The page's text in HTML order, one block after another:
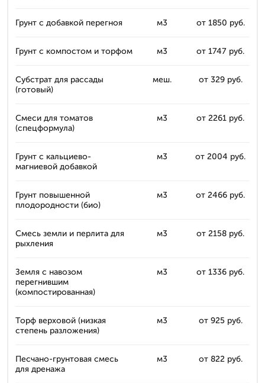
Грунт с добавкой перегноя м3 от 1850 руб.
Грунт с компостом и торфом м3 от 1747 руб.
Субстрат для рассады
(готовый)
меш. от 329 руб.
Смеси для томатов
(спецформула)
м3 от 2261 руб.
Грунт с кальциево-
магниевой добавкой
м3 от 2004 руб.
Грунт повышенной
плодородности (био)
м3 от 2466 руб.
Смесь земли и перлита для
рыхления
м3 от 2158 руб.
Земля с навозом
перегнившим
(компостированная)
м3 от 1336 руб.
Торф верховой (низкая
степень разложения)
м3 от 925 руб.
Песчано-грунтовая смесь
для дренажа
м3 от 822 руб.